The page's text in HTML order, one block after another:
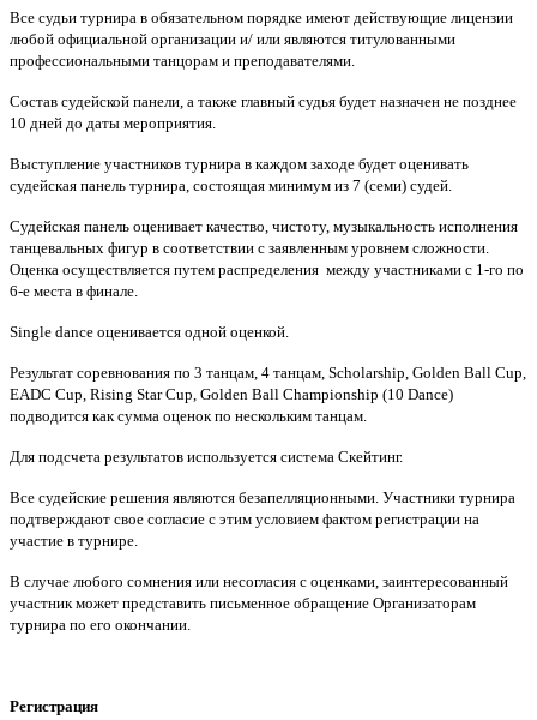
Все судьи турнира в обязательном порядке имеют действующие лицензии
любой официальной организации и/ или являются титулованными
профессиональными танцорам и преподавателями.
Состав судейской панели, а также главный судья будет назначен не позднее
10 дней до даты мероприятия.
Выступление участников турнира в каждом заходе будет оценивать
судейская панель турнира, состоящая минимум из 7 (семи) судей.
Судейская панель оценивает качество, чистоту, музыкальность исполнения
танцевальных фигур в соответствии с заявленным уровнем сложности.
Оценка осуществляется путем распределения между участниками с 1-го по
6-е места в финале.
Single dance оценивается одной оценкой.
Результат соревнования по 3 танцам, 4 танцам, Scholarship, Golden Ball Cup,
EADC Cup, Rising Star Cup, Golden Ball Championship (10 Dance)
подводится как сумма оценок по нескольким танцам.
Для подсчета результатов используется система Скейтинг.
Все судейские решения являются безапелляционными. Участники турнира
подтверждают свое согласие с этим условием фактом регистрации на
участие в турнире.
В случае любого сомнения или несогласия с оценками, заинтересованный
участник может представить письменное обращение Организаторам
турнира по его окончании.
Регистрация